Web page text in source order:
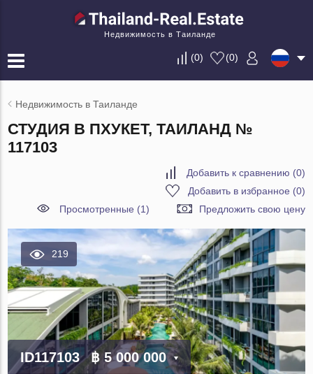
Недвижимость в Таиланде
(0) (0)
Недвижимость в Таиланде
СТУДИЯ В ПХУКЕТ, ТАИЛАНД №
117103
Добавить к сравнению (0)
Добавить в избранное (0)
Просмотренные (1)
Предложить свою цену
219
ID117103 ฿ 5 000 000